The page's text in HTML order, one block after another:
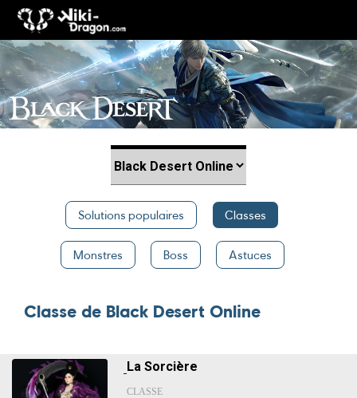
Solutions populaires Classes
Monstres Boss Astuces
Classe de Black Desert Online
La Sorcière
CLASSE